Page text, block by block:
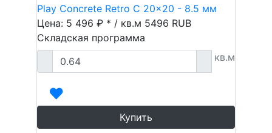
Play Concrete Retro C 20x20 - 8.5 мм
Цена: 5 496 ₽ * / кв.м 5496 RUB
Складская программа
кв.м
Купить